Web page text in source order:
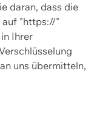
daran, dass die
auf "https://"
Ihrer
uns übermitteln,